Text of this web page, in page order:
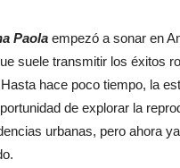
Paola empezó a sonar en
suele transmitir los éxitos
hace poco tiempo, la
de explorar la
urbanas, pero ahora